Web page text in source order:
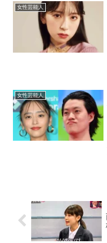
女性芸能人
女性芸能人